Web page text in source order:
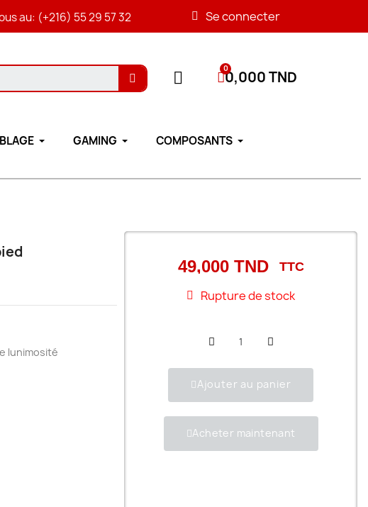
au: (+216) 55 29 57 32 Se connecter
0,000 TND
GAMING COMPOSANTS
lunimosité
49,000 TND TTC
Rupture de stock
Ajouter au panier
Acheter maintenant